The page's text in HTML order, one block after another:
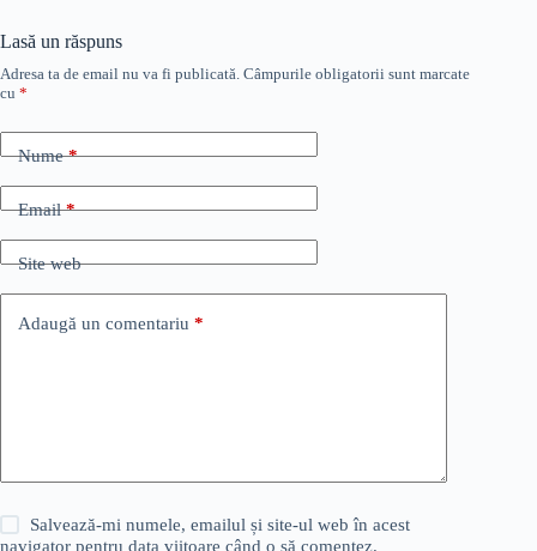
Lasă un răspuns
Adresa ta de email nu va fi publicată. Câmpurile obligatorii sunt marcate
cu *
Nume*
Email*
Site web
Adaugă un comentariu *
Salvează-mi numele, emailul și site-ul web în acest
navigator pentru data viitoare când o să comentez.